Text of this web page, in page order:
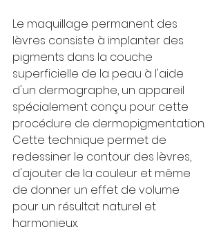
Le maquillage permanent des
lèvres consiste à implanter des
pigments dans la couche
superficielle de la peau à l'aide
d'un dermographe, un appareil
spécialement conçu pour cette
procédure de dermopigmentation.
Cette technique permet de
redessiner le contour des lèvres,
d'ajouter de la couleur et même
de donner un effet de volume
pour un résultat naturel et
harmonieux.